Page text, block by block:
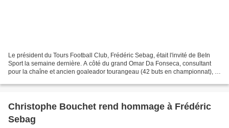
Le président du Tours Football Club, Frédéric Sebag, était l'invité de BeIn
Sport la semaine dernière. A côté du grand Omar Da Fonseca, consultant
pour la chaîne et ancien goaleador tourangeau (42 buts en championnat), le
Christophe Bouchet rend hommage à Frédéric
Sebag